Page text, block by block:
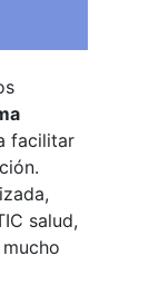
facilitar
salud,